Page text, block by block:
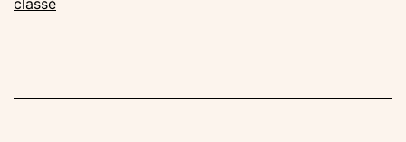
Piou-